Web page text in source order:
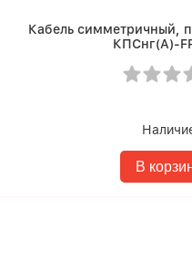
Кабель симметричный,
КПСнг(A)-
В